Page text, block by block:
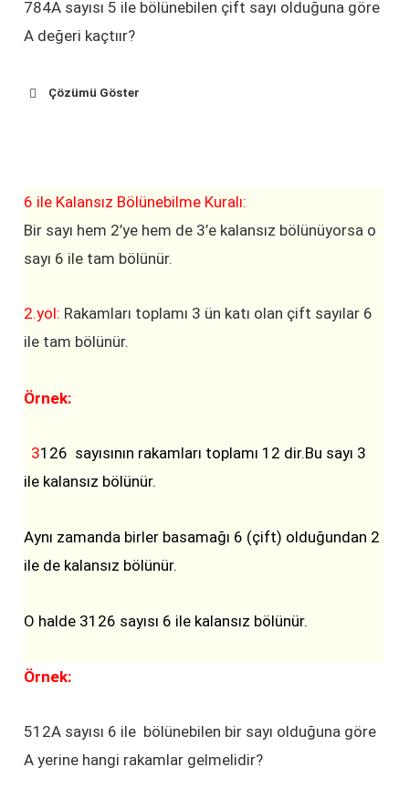
784A sayısı 5 ile bölünebilen çift sayı olduğuna göre
A değeri kaçtıır?
Çözümü Göster
6 ile Kalansız Bölünebilme Kuralı:
Bir sayı hem 2’ye hem de 3’e kalansız bölünüyorsa o
sayı 6 ile tam bölünür.
2.yol: Rakamları toplamı 3 ün katı olan çift sayılar 6
ile tam bölünür.
Örnek:
3126 sayısının rakamları toplamı 12 dir.Bu sayı 3
ile kalansız bölünür.
Aynı zamanda birler basamağı 6 (çift) olduğundan 2
ile de kalansız bölünür.
O halde 3126 sayısı 6 ile kalansız bölünür.
Örnek:
512A sayısı 6 ile bölünebilen bir sayı olduğuna göre
A yerine hangi rakamlar gelmelidir?